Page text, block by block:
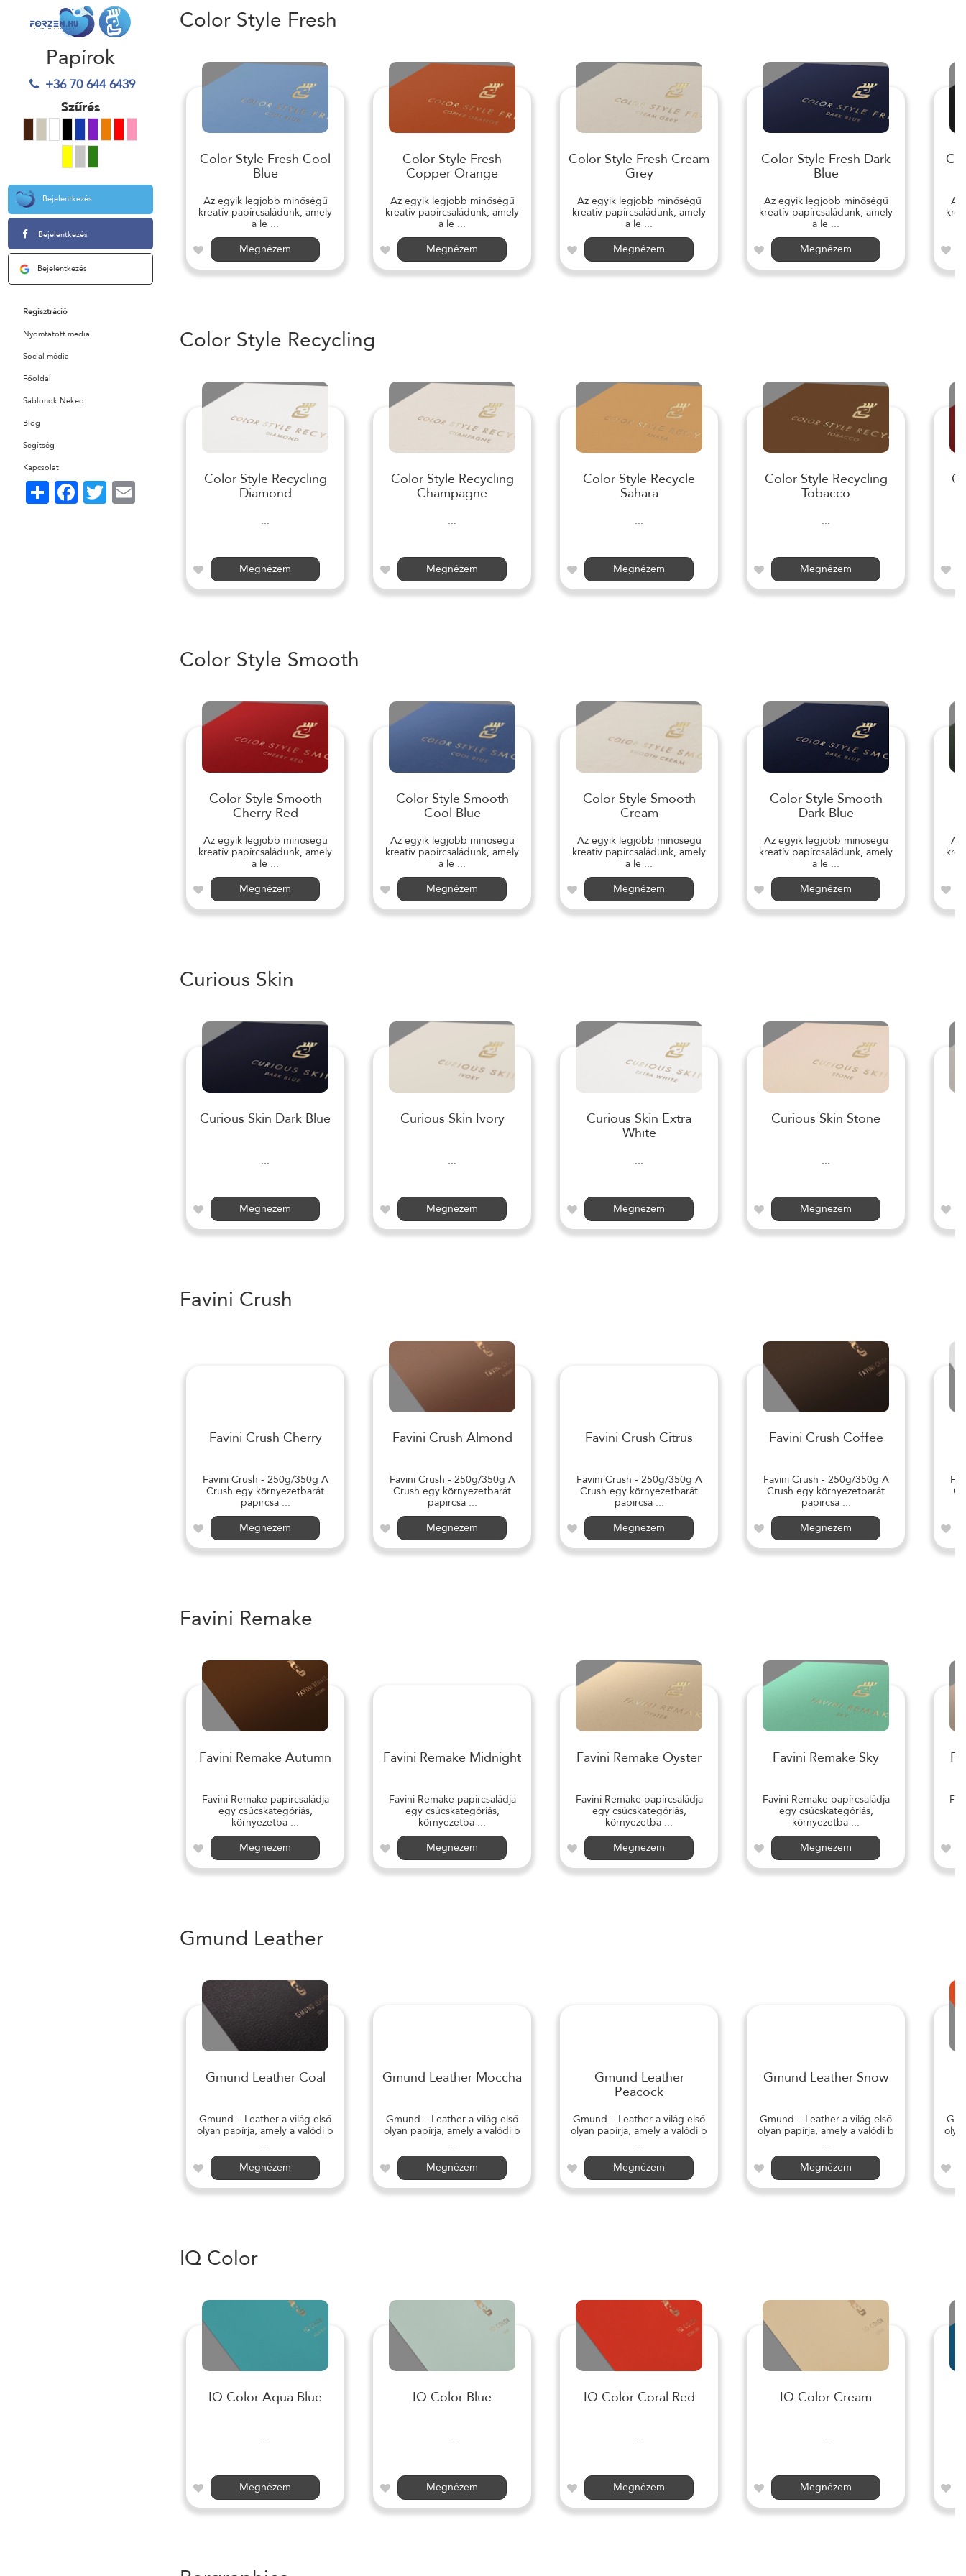
Papírok
+36 70 644 6439
Szűrés
Bejelentkezés
Bejelentkezés
Bejelentkezés
Regisztráció
Nyomtatott media
Social média
Főoldal
Sablonok Neked
Blog
Segítség
Kapcsolat
Share FacebookTwitterEmail
Color Style Fresh
Color Style Fresh Cool
Blue
Az egyik legjobb minőségű
kreatív papírcsaládunk, amely
a le ...
Megnézem
Color Style Fresh
Copper Orange
Az egyik legjobb minőségű
kreatív papírcsaládunk, amely
a le ...
Megnézem
Color Style Fresh Cream
Grey
Az egyik legjobb minőségű
kreatív papírcsaládunk, amely
a le ...
Megnézem
Color Style Fresh Dark
Blue
Az egyik legjobb minőségű
kreatív papírcsaládunk, amely
a le ...
Megnézem
Az
Color Style Recycling
Color Style Recycling
Diamond
...
Megnézem
Color Style Recycling
Champagne
...
Megnézem
Color Style Recycle
Sahara
...
Megnézem
Color Style Recycling
Tobacco
...
Megnézem
Color Style Smooth
Color Style Smooth
Cherry Red
Az egyik legjobb minőségű
kreatív papírcsaládunk, amely
a le ...
Megnézem
Color Style Smooth
Cool Blue
Az egyik legjobb minőségű
kreatív papírcsaládunk, amely
a le ...
Megnézem
Color Style Smooth
Cream
Az egyik legjobb minőségű
kreatív papírcsaládunk, amely
a le ...
Megnézem
Color Style Smooth
Dark Blue
Az egyik legjobb minőségű
kreatív papírcsaládunk, amely
a le ...
Megnézem
Az
Curious Skin
Curious Skin Dark Blue
...
Megnézem
Curious Skin Ivory
...
Megnézem
Curious Skin Extra
White
...
Megnézem
Curious Skin Stone
...
Megnézem
Favini Crush
Favini Crush Cherry
Favini Crush - 250g/350g A
Crush egy környezetbarát
papírcsa ...
Megnézem
Favini Crush Almond
Favini Crush - 250g/350g A
Crush egy környezetbarát
papírcsa ...
Megnézem
Favini Crush Citrus
Favini Crush - 250g/350g A
Crush egy környezetbarát
papírcsa ...
Megnézem
Favini Crush Coffee
Favini Crush - 250g/350g A
Crush egy környezetbarát
papírcsa ...
Megnézem
Favini Remake
Favini Remake Autumn
Favini Remake papírcsaládja
egy csúcskategóriás,
környezetba ...
Megnézem
Favini Remake Midnight
Favini Remake papírcsaládja
egy csúcskategóriás,
környezetba ...
Megnézem
Favini Remake Oyster
Favini Remake papírcsaládja
egy csúcskategóriás,
környezetba ...
Megnézem
Favini Remake Sky
Favini Remake papírcsaládja
egy csúcskategóriás,
környezetba ...
Megnézem
Gmund Leather
Gmund Leather Coal
Gmund – Leather a világ első
olyan papírja, amely a valódi b
...
Megnézem
Gmund Leather Moccha
Gmund – Leather a világ első
olyan papírja, amely a valódi b
...
Megnézem
Gmund Leather
Peacock
Gmund – Leather a világ első
olyan papírja, amely a valódi b
...
Megnézem
Gmund Leather Snow
Gmund – Leather a világ első
olyan papírja, amely a valódi b
...
Megnézem
IQ Color
IQ Color Aqua Blue
...
Megnézem
IQ Color Blue
...
Megnézem
IQ Color Coral Red
...
Megnézem
IQ Color Cream
...
Megnézem